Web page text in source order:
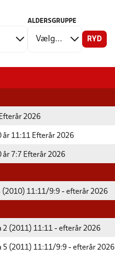
ALDERSGRUPPE
RYD
2026
år 11:11 Efterår 2026
år 7:7 Efterår 2026
(2010) 11:11/9:9 - efterår 2026
2 (2011) 11:11 - efterår 2026
5 (2011) 11:11/9:9 - efterår 2026